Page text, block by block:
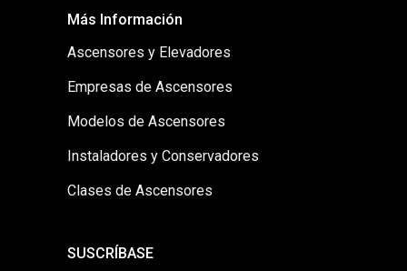
Más Información
Ascensores y Elevadores
Empresas de Ascensores
Modelos de Ascensores
Instaladores y Conservadores
Clases de Ascensores
SUSCRÍBASE